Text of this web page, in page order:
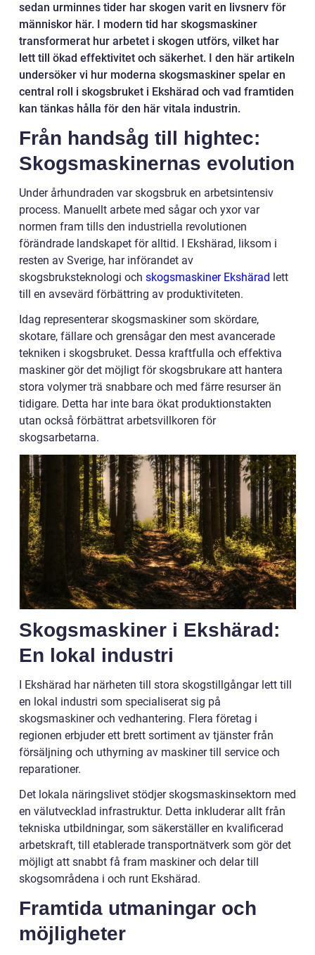
sedan urminnes tider har skogen varit en livsnerv för
människor här. I modern tid har skogsmaskiner
transformerat hur arbetet i skogen utförs, vilket har
lett till ökad effektivitet och säkerhet. I den här artikeln
undersöker vi hur moderna skogsmaskiner spelar en
central roll i skogsbruket i Ekshärad och vad framtiden
kan tänkas hålla för den här vitala industrin.
Från handsåg till hightec:
Skogsmaskinernas evolution
Under århundraden var skogsbruk en arbetsintensiv
process. Manuellt arbete med sågar och yxor var
normen fram tills den industriella revolutionen
förändrade landskapet för alltid. I Ekshärad, liksom i
resten av Sverige, har införandet av
skogsbruksteknologi och skogsmaskiner Ekshärad lett
till en avsevärd förbättring av produktiviteten.
Idag representerar skogsmaskiner som skördare,
skotare, fällare och grensågar den mest avancerade
tekniken i skogsbruket. Dessa kraftfulla och effektiva
maskiner gör det möjligt för skogsbrukare att hantera
stora volymer trä snabbare och med färre resurser än
tidigare. Detta har inte bara ökat produktionstakten
utan också förbättrat arbetsvillkoren för
skogsarbetarna.
Skogsmaskiner i Ekshärad:
En lokal industri
I Ekshärad har närheten till stora skogstillgångar lett till
en lokal industri som specialiserat sig på
skogsmaskiner och vedhantering. Flera företag i
regionen erbjuder ett brett sortiment av tjänster från
försäljning och uthyrning av maskiner till service och
reparationer.
Det lokala näringslivet stödjer skogsmaskinsektorn med
en välutvecklad infrastruktur. Detta inkluderar allt från
tekniska utbildningar, som säkerställer en kvalificerad
arbetskraft, till etablerade transportnätverk som gör det
möjligt att snabbt få fram maskiner och delar till
skogsområdena i och runt Ekshärad.
Framtida utmaningar och
möjligheter